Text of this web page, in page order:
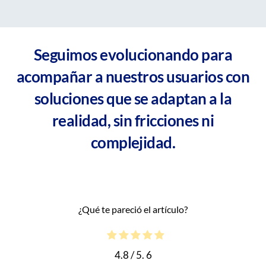
Seguimos evolucionando para
acompañar a nuestros usuarios con
soluciones que se adaptan a la
realidad, sin fricciones ni
complejidad.
¿Qué te pareció el artículo?
4.8/ 5. 6